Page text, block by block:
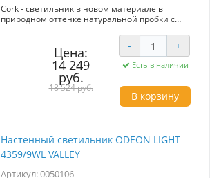
Cork - светильник в новом материале в
природном оттенке натуральной пробки с
используется бахрома, создающая
оригинальный эффект в отраженном свете.
Цена:
14 249
руб.
18 524 руб.
- +
Есть в наличии
В корзину
Настенный светильник ODEON LIGHT
4359/9WL VALLEY
Артикул: 0050106